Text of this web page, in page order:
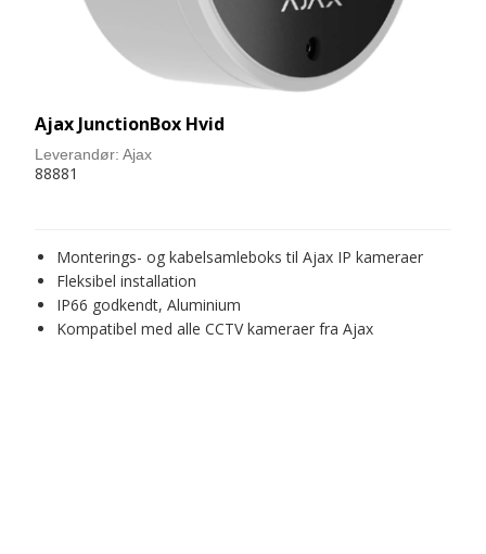
Ajax JunctionBox Hvid
Leverandør: Ajax
88881
Monterings- og kabelsamleboks til Ajax IP kameraer
Fleksibel installation
IP66 godkendt, Aluminium
Kompatibel med alle CCTV kameraer fra Ajax